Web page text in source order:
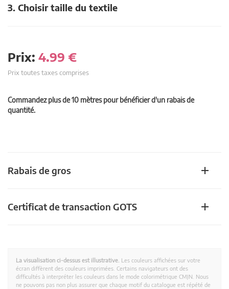
3. Choisir taille du textile
Prix: 4.99 €
Prix toutes taxes comprises
Commandez plus de 10 mètres pour bénéficier d'un rabais de
quantité.
Rabais de gros
Certificat de transaction GOTS
La visualisation ci-dessus est illustrative. Les couleurs affichées sur votre
écran diffèrent des couleurs imprimées. Certains navigateurs ont des
difficultés à interpréter les couleurs dans le mode colorimétrique CMJN. Nous
ne pouvons pas non plus assurer que chaque motif du catalogue est répété de